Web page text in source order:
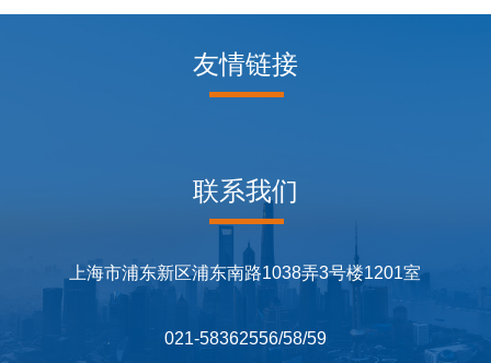
接采用国际财务报告准则的香港财务报告准则持续趋同。 一方
方每年及时互通企业会计准则建设及国际趋同进展情况，确认内地
企业会计准则与香港财务报告准则保持持续趋同。另一...
友情链接
联系我们
上海市浦东新区浦东南路1038弄3号楼1201室
021-58362556/58/59